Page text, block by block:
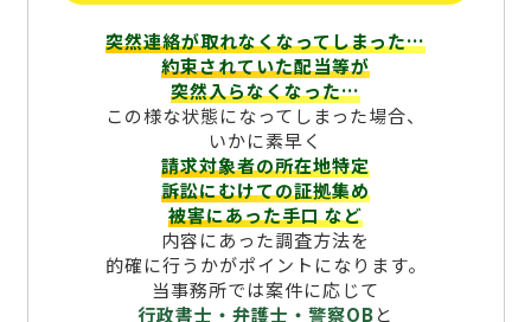
突然連絡が取れなくなってしまった…
約束されていた配当等が
突然入らなくなった…
この様な状態になってしまった場合、
いかに素早く
請求対象者の所在地特定
訴訟にむけての証拠集め
被害にあった手口など
内容にあった調査方法を
的確に行うかがポイントになります。
当事務所では案件に応じて
行政書士・弁護士・警察OBと